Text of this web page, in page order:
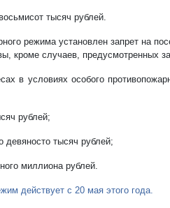
тысяч рублей.
режима установлен запрет на
кроме случаев, предусмотренных
в условиях особого
рублей;
тысяч рублей;
миллиона рублей.
действует с 20 мая этого года.